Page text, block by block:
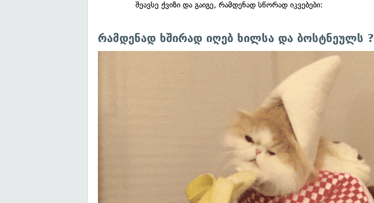
შეავსე ქვიზი და გაიგე, რამდენად სწორად იკვებები:
რამდენად ხშირად იღებ ხილსა და ბოსტნეულს ?